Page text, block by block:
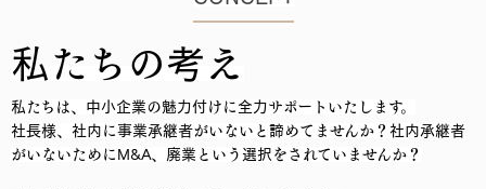
私たちの考え
私たちは、中小企業の魅力付けに全力サポートいたします。
社長様、社内に事業承継者がいないと諦めてませんか？ 社内承継者
がいないためにM&A、廃業という選択をされていませんか？